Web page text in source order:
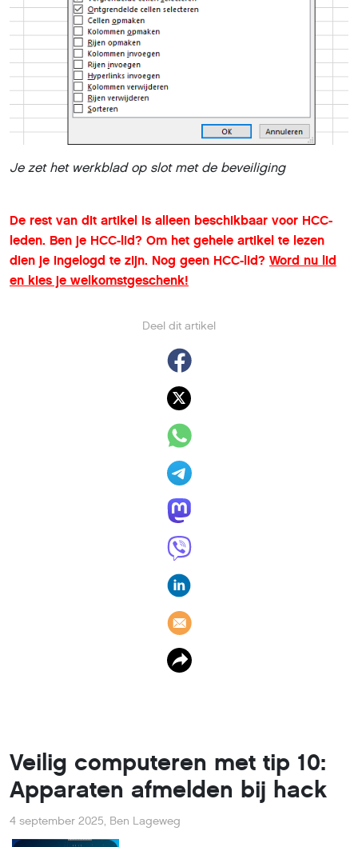
Deel dit artikel
Je zet het werkblad op slot met de beveiliging
De rest van dit artikel is alleen beschikbaar voor HCC-
leden. Ben je HCC-lid? Om het gehele artikel te lezen
dien je ingelogd te zijn. Nog geen HCC-lid? Word nu lid
en kies je welkomstgeschenk!
Veilig computeren met tip 10:
Apparaten afmelden bij hack
4 september 2025, Ben Lageweg